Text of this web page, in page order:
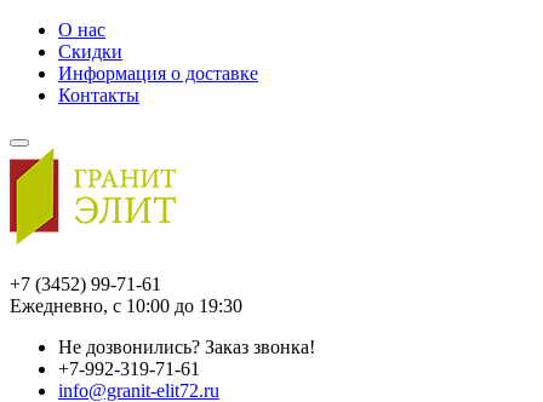
О нас
Скидки
Информация о доставке
Контакты
+7 (3452) 99-71-61
Ежедневно, с 10:00 до 19:30
Не дозвонились? Заказ звонка!
+7-992-319-71-61
info@granit-elit72.ru